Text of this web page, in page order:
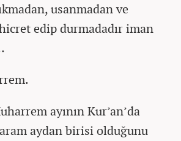
usanmadan ve
edip durmadadır iman
ayının Kur’an’da
aydan birisi olduğunu